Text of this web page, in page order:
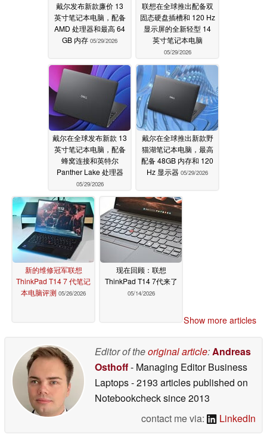
戴尔发布新款廉价 13
英寸笔记本电脑，配备
AMD 处理器和最高 64
GB 内存 05/29/2026
联想在全球推出配备双
固态硬盘插槽和 120 Hz
显示屏的全新轻型 14
英寸笔记本电脑
05/29/2026
戴尔在全球发布新款 13
英寸笔记本电脑，配备
蜂窝连接和英特尔
Panther Lake 处理器
05/29/2026
戴尔在全球推出新款野
猫湖笔记本电脑，最高
配备 48GB 内存和 120
Hz 显示器 05/29/2026
新的维修冠军联想
ThinkPad T14 7 代笔记
本电脑评测 05/26/2026
现在回顾：联想
ThinkPad T14 7代来了
05/14/2026
Show more articles
Editor of theoriginal article:Andreas
Osthoff- Managing Editor Business
Laptops- 2193 articles published on
Notebookchecksince 2013
contact me via:
LinkedIn